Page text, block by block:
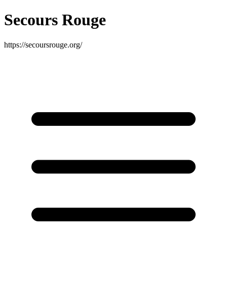
Secours Rouge
https://secoursrouge.org/